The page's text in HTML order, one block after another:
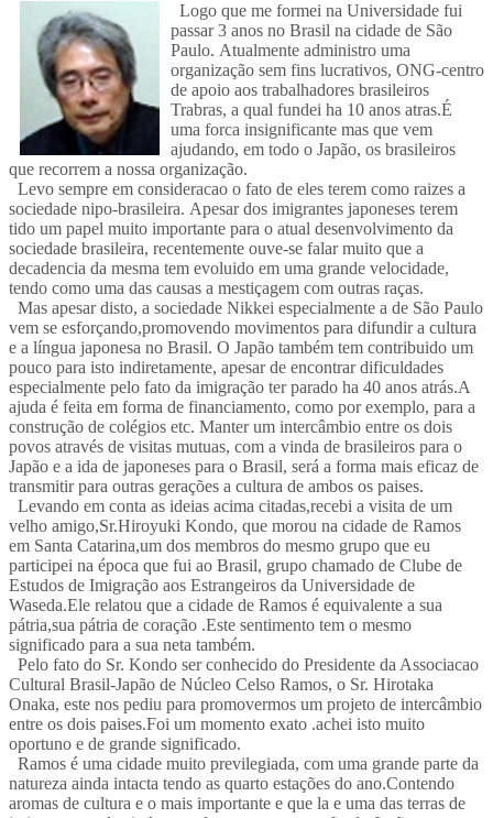
Logo que me formei na Universidade fui
passar 3 anos no Brasil na cidade de São
Paulo. Atualmente administro uma
organização sem fins lucrativos, ONG-centro
de apoio aos trabalhadores brasileiros
Trabras, a qual fundei ha 10 anos atras.É
uma forca insignificante mas que vem
ajudando, em todo o Japão, os brasileiros
que recorrem a nossa organização.
Levo sempre em consideracao o fato de eles terem como raizes a
sociedade nipo-brasileira. Apesar dos imigrantes japoneses terem
tido um papel muito importante para o atual desenvolvimento da
sociedade brasileira, recentemente ouve-se falar muito que a
decadencia da mesma tem evoluido em uma grande velocidade,
tendo como uma das causas a mestiçagem com outras raças.
Mas apesar disto, a sociedade Nikkei especialmente a de São Paulo
vem se esforçando,promovendo movimentos para difundir a cultura
e a língua japonesa no Brasil. O Japão também tem contribuido um
pouco para isto indiretamente, apesar de encontrar dificuldades
especialmente pelo fato da imigração ter parado ha 40 anos atrás.A
ajuda é feita em forma de financiamento, como por exemplo, para a
construção de colégios etc. Manter um intercâmbio entre os dois
povos através de visitas mutuas, com a vinda de brasileiros para o
Japão e a ida de japoneses para o Brasil, será a forma mais eficaz de
transmitir para outras gerações a cultura de ambos os paises.
Levando em conta as ideias acima citadas,recebi a visita de um
velho amigo,Sr.Hiroyuki Kondo, que morou na cidade de Ramos
em Santa Catarina,um dos membros do mesmo grupo que eu
participei na época que fui ao Brasil, grupo chamado de Clube de
Estudos de Imigração aos Estrangeiros da Universidade de
Waseda.Ele relatou que a cidade de Ramos é equivalente a sua
pátria,sua pátria de coração .Este sentimento tem o mesmo
significado para a sua neta também.
Pelo fato do Sr. Kondo ser conhecido do Presidente da Associacao
Cultural Brasil-Japão de Núcleo Celso Ramos, o Sr. Hirotaka
Onaka, este nos pediu para promovermos um projeto de intercâmbio
entre os dois paises.Foi um momento exato .achei isto muito
oportuno e de grande significado.
Ramos é uma cidade muito previlegiada, com uma grande parte da
natureza ainda intacta tendo as quarto estações do ano.Contendo
aromas de cultura e o mais importante e que la e uma das terras de